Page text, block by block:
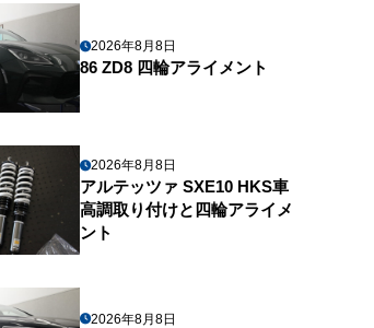
2026年8月8日
86 ZD8 四輪アライメント
2026年8月8日
アルテッツァ SXE10 HKS車
高調取り付けと四輪アライメ
ント
2026年8月8日